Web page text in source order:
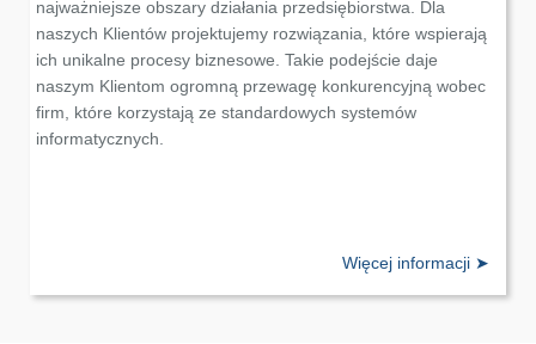
najważniejsze obszary działania przedsiębiorstwa. Dla
naszych Klientów projektujemy rozwiązania, które wspierają
ich unikalne procesy biznesowe. Takie podejście daje
naszym Klientom ogromną przewagę konkurencyjną wobec
firm, które korzystają ze standardowych systemów
informatycznych.